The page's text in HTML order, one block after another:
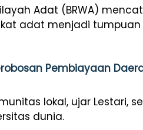
Adat (BRWA)
adat menjadi
Pembiayaan
lokal, ujar Lestari,
dunia.